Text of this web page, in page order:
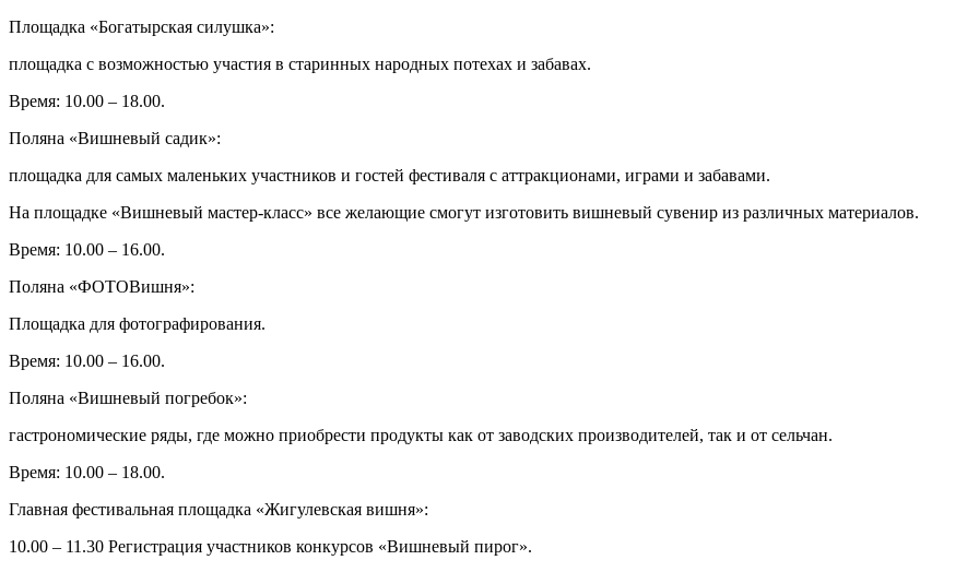
Площадка «Богатырская силушка»:
площадка с возможностью участия в старинных народных потехах и забавах.
Время: 10.00 – 18.00.
Поляна «Вишневый садик»:
площадка для самых маленьких участников и гостей фестиваля с аттракционами, играми и забавами.
На площадке «Вишневый мастер-класс» все желающие смогут изготовить вишневый сувенир из различных материалов.
Время: 10.00 – 16.00.
Поляна «ФОТОВишня»:
Площадка для фотографирования.
Время: 10.00 – 16.00.
Поляна «Вишневый погребок»:
гастрономические ряды, где можно приобрести продукты как от заводских производителей, так и от сельчан.
Время: 10.00 – 18.00.
Главная фестивальная площадка «Жигулевская вишня»:
10.00 – 11.30 Регистрация участников конкурсов «Вишневый пирог».